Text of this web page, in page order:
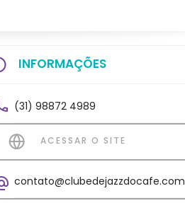
INFORMAÇÕES
(31) 98872 4989
ACESSAR O SITE
contato@clubedejazzdocafe.com